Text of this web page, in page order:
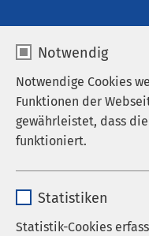
Notwendig
Notwendige Cookies
Funktionen der
gewährleistet, dass
funktioniert.
Anbieter sgalinski
Statistiken
Statistik-Cookies
(m/w/d)